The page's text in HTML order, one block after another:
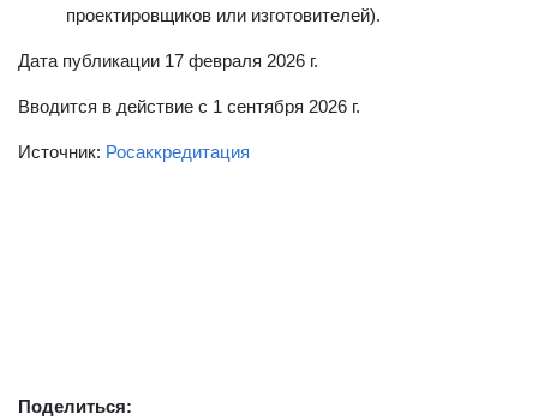
A, B и C (степень их независимости от